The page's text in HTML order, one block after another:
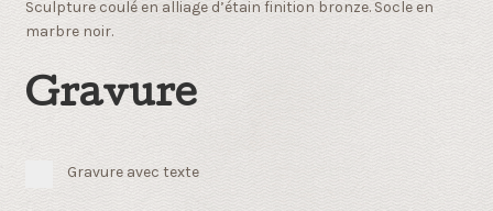
Sculpture coulé en alliage d’étain finition bronze. Socle en
marbre noir.
Gravure
Gravure avec texte